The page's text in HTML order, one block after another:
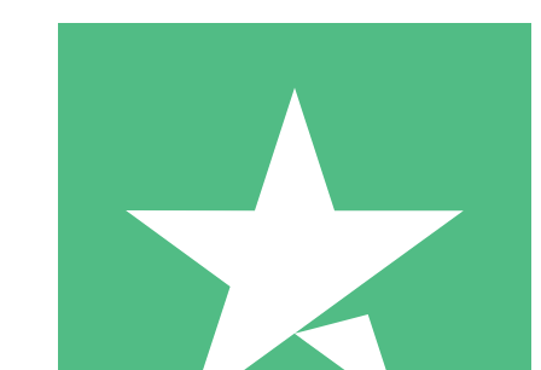
Individuele Creditpakketten
Betaal per gebruik met downloadtegoeden. Geen maandelijkse
1000